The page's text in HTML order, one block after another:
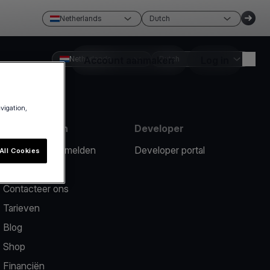
Netherlands Dutch
Account aanmaken
Netherlands Dutch
Hulpmiddelen
Een probleem melden
Contacteer ons
Tarieven
Blog
Shop
Financiën
Developer
Developer portal
Cookies